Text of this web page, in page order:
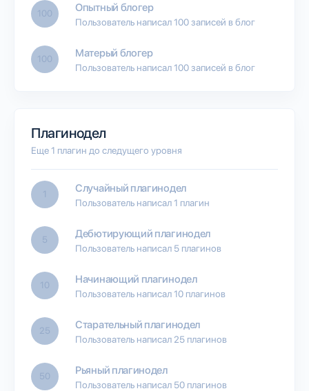
100 Опытный блогер
Пользователь написал 100 записей в блог
100 Матерый блогер
Пользователь написал 100 записей в блог
Плагинодел
Еще 1 плагин до следущего уровня
1 Случайный плагинодел
Пользователь написал 1 плагин
5 Дебютирующий плагинодел
Пользователь написал 5 плагинов
10 Начинающий плагинодел
Пользователь написал 10 плагинов
25 Старательный плагинодел
Пользователь написал 25 плагинов
50 Рьяный плагинодел
Пользователь написал 50 плагинов